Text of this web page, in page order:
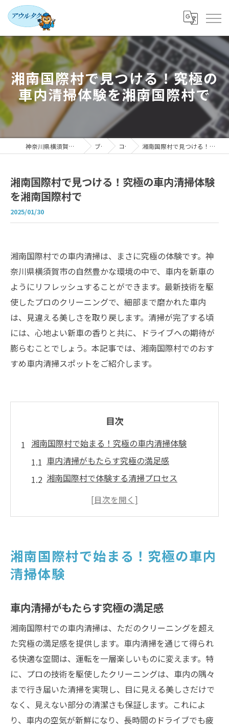
湘南国際村で見つける！究極の
車内清掃体験を湘南国際村で
神奈川県横須賀の車内清掃ならアウルタク ブログ コラム 湘南国際村で見つける！究極の車内清掃体験を湘南国際村で
湘南国際村で見つける！究極の車内清掃体験
を湘南国際村で
2025/01/30
湘南国際村での車内清掃は、まさに究極の体験です。神
奈川県横須賀市の自然豊かな環境の中で、車内を新車の
ようにリフレッシュすることができます。最新技術を駆
使したプロのクリーニングで、細部まで磨かれた車内
は、見違える美しさを取り戻します。清掃が完了する頃
には、心地よい新車の香りと共に、ドライブへの期待が
膨らむことでしょう。本記事では、湘南国際村でのおす
すめ車内清掃スポットをご紹介します。
目次
湘南国際村で始まる！究極の車内清掃体験
車内清掃がもたらす究極の満足感
湘南国際村で体験する清掃プロセス
プロの技術で変わる車内の美しさ
湘南国際村の清掃が叶えるドライブの質
神奈川県横須賀市湘南国際村で車内清掃を楽し
む理由
湘南国際村ならではの特別な清掃サービス
車内清掃で得られる新たな運転体験
湘南国際村での清掃がもたらす安心感
技術と自然が融合する清掃体験
清掃が湘南国際村でのドライブを変える理
由
車内清掃の新境地！湘南国際村での特別な体験
湘南国際村で始まる！究極の車内
清掃体験
車内清掃がもたらす究極の満足感
湘南国際村での車内清掃は、ただのクリーニングを超え
た究極の満足感を提供します。車内清掃を通じて得られ
る快適な空間は、運転を一層楽しいものに変えます。特
に、プロの技術を駆使したクリーニングは、車内の隅々
まで行き届いた清掃を実現し、目に見える美しさだけで
なく、見えない部分の清潔さも保証します。これによ
り、車内の空気が新鮮になり、長時間のドライブでも疲